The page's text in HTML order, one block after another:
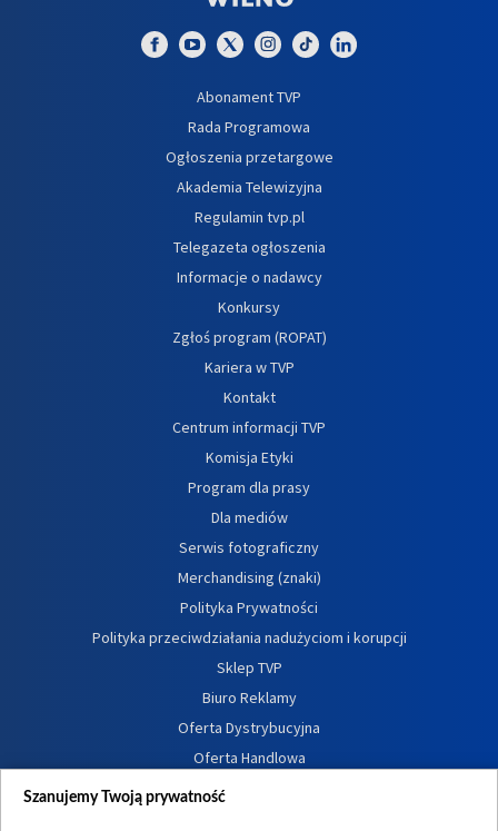
Abonament TVP
Rada Programowa
Ogłoszenia przetargowe
Akademia Telewizyjna
Regulamin tvp.pl
Telegazeta ogłoszenia
Informacje o nadawcy
Konkursy
Zgłoś program (ROPAT)
Kariera w TVP
Kontakt
Centrum informacji TVP
Komisja Etyki
Program dla prasy
Dla mediów
Serwis fotograficzny
Merchandising (znaki)
Polityka Prywatności
Polityka przeciwdziałania nadużyciom i korupcji
Sklep TVP
Biuro Reklamy
Oferta Dystrybucyjna
Oferta Handlowa
Dostępność
Szanujemy Twoją prywatność